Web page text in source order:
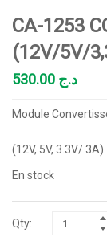
CA-1253
(12V/5V/
د.ج
Module
(12V, 5V, 3.3V/ 3A)
En stock